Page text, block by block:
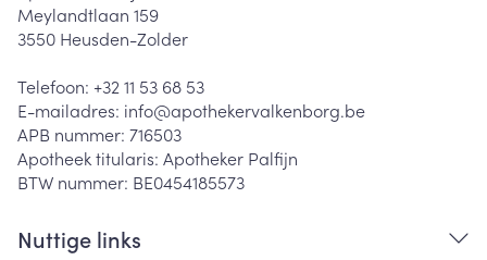
Meylandtlaan 159
3550 Heusden-Zolder
Telefoon: +32 11 53 68 53
E-mailadres: info@apothekervalkenborg.be
APB nummer: 716503
Apotheek titularis: Apotheker Palfijn
BTW nummer: BE0454185573
Nuttige links